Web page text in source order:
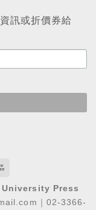
訊或折價券給
Press
｜02-3366-